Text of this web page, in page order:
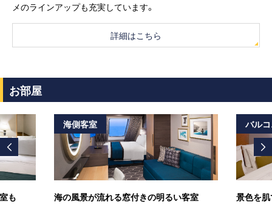
メのラインアップも充実しています。
詳細はこちら
お部屋
も
海側客室
海の風景が流れる窓付きの明るい客室
バル
景色を